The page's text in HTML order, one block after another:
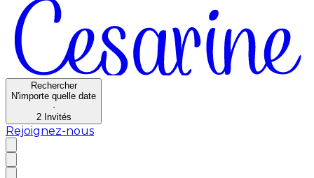
Rechercher
N'importe quelle date
·
2 Invités
Rejoignez-nous